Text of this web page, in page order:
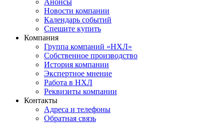
Анонсы
Новости компании
Календарь событий
Спешите купить
Компания
Группа компаний «НХЛ»
Собственное производство
История компании
Экспертное мнение
Работа в НХЛ
Реквизиты компании
Контакты
Адреса и телефоны
Обратная связь